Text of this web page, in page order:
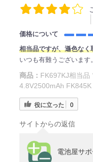
価格について
相当品ですが、遜色なく
いつも有難うございます。
商品： FK697KJ相当品
4.8V2500mAh
役に立った 0
サイトからの返信
電池屋サポ